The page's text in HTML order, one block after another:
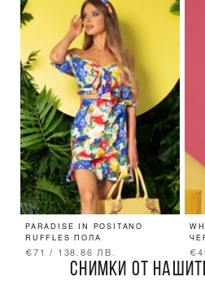
PARADISE IN POSITANO
RUFFLES ПОЛА
€71 / 138.86 ЛВ.
СНИМКИ ОТ